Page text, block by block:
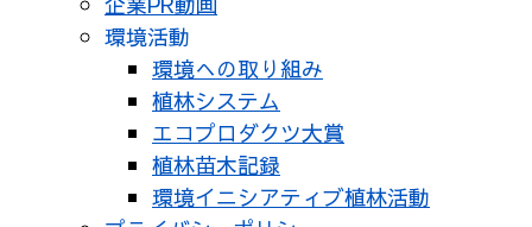
環境活動
環境への取り組み
植林システム
エコプロダクツ大賞
植林苗木記録
環境イニシアティブ植林活動